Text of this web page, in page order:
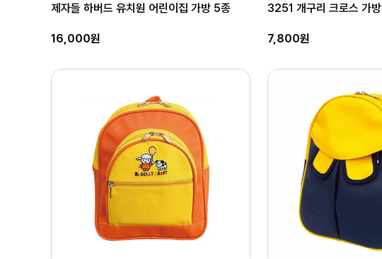
제자들 하버드 유치원 어린이집 가방 5종
16,000원
3251 개구리 크로스 가방
7,800원